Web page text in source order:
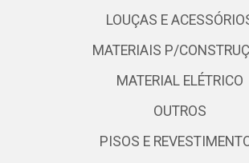
LOUÇAS E
MATERIAIS P/
MATERIAL ELÉTRICO
OUTROS
PISOS E